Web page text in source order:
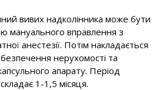
вивих надколінника може бути
мануального вправлення з
анестезії. Потім накладається
нерухомості та
апарату. Період
складає 1-1,5 місяця.